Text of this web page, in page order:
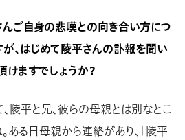
ご自身の悲嘆との向き合い方につ
、はじめて陵平さんの訃報を聞い
けますでしょうか？
陵平と兄、彼らの母親とは別なとこ
ある日母親から連絡があり、「陵平